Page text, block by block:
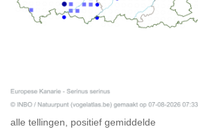
alle tellingen, positief gemiddelde